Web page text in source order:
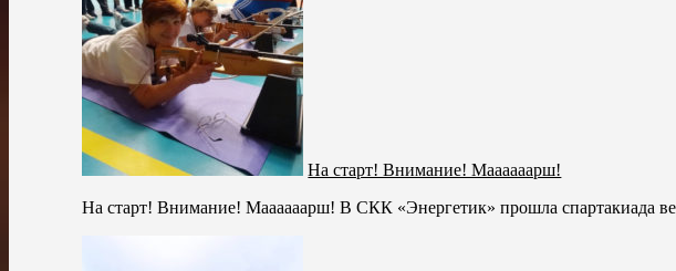
На старт! Внимание! Маааааарш!
На старт! Внимание! Маааааарш! В СКК «Энергетик» прошла спартакиада